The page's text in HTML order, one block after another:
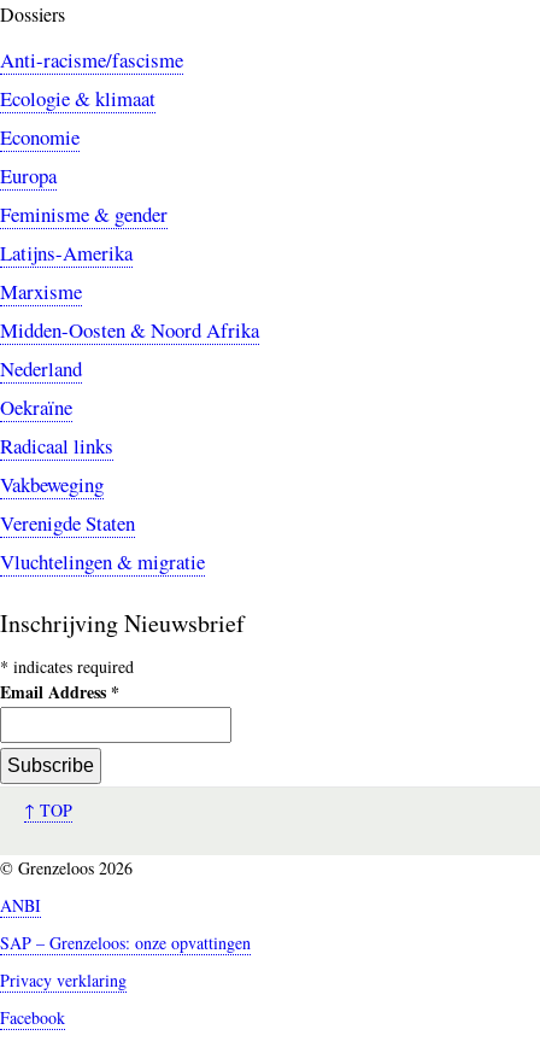
Dossiers
Anti-racisme/fascisme
Ecologie & klimaat
Economie
Europa
Feminisme & gender
Latijns-Amerika
Marxisme
Midden-Oosten & Noord Afrika
Nederland
Oekraïne
Radicaal links
Vakbeweging
Verenigde Staten
Vluchtelingen & migratie
Inschrijving Nieuwsbrief
* indicates required
Email Address *
↑ TOP
© Grenzeloos 2026
ANBI
SAP – Grenzeloos: onze opvattingen
Privacy verklaring
Facebook